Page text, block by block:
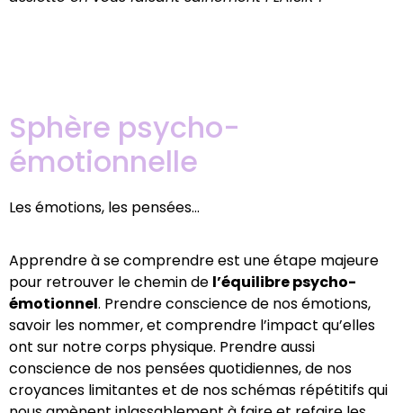
Sphère psycho-
émotionnelle
Les émotions, les pensées…
Apprendre à se comprendre est une étape majeure
pour retrouver le chemin de l’équilibre psycho-
émotionnel. Prendre conscience de nos émotions,
savoir les nommer, et comprendre l’impact qu’elles
ont sur notre corps physique. Prendre aussi
conscience de nos pensées quotidiennes, de nos
croyances limitantes et de nos schémas répétitifs qui